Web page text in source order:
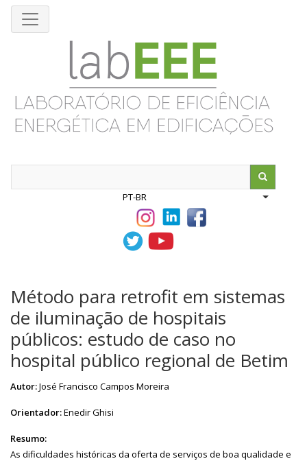
Pular
PT-BR
List
Método para retrofit em sistemas
de iluminação de hospitais
públicos: estudo de caso no
hospital público regional de Betim
Autor:José Francisco Campos Moreira
Orientador:Enedir Ghisi
Resumo:
As dificuldades históricas da oferta de serviços de boa qualidade e